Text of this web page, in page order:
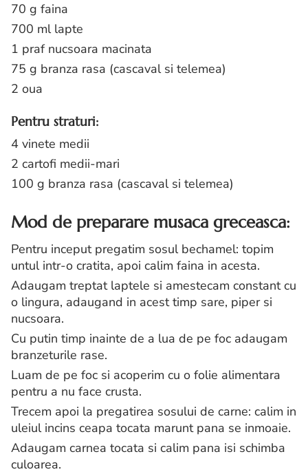
70 g faina
700 ml lapte
1 praf nucsoara macinata
75 g branza rasa (cascaval si telemea)
2 oua
Pentru straturi:
4 vinete medii
2 cartofi medii-mari
100 g branza rasa (cascaval si telemea)
Mod de preparare musaca greceasca:
Pentru inceput pregatim sosul bechamel: topim
untul intr-o cratita, apoi calim faina in acesta.
Adaugam treptat laptele si amestecam constant cu
o lingura, adaugand in acest timp sare, piper si
nucsoara.
Cu putin timp inainte de a lua de pe foc adaugam
branzeturile rase.
Luam de pe foc si acoperim cu o folie alimentara
pentru a nu face crusta.
Trecem apoi la pregatirea sosului de carne: calim in
uleiul incins ceapa tocata marunt pana se inmoaie.
Adaugam carnea tocata si calim pana isi schimba
culoarea.